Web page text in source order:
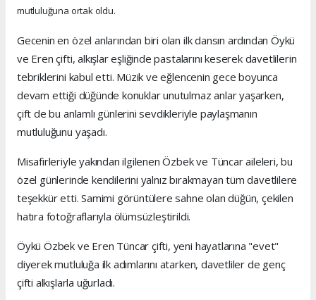
mutluluğuna ortak oldu.
Gecenin en özel anlarından biri olan ilk dansın ardından Öykü
ve Eren çifti, alkışlar eşliğinde pastalarını keserek davetlilerin
tebriklerini kabul etti. Müzik ve eğlencenin gece boyunca
devam ettiği düğünde konuklar unutulmaz anlar yaşarken,
çift de bu anlamlı günlerini sevdikleriyle paylaşmanın
mutluluğunu yaşadı.
Misafirleriyle yakından ilgilenen Özbek ve Tüncar aileleri, bu
özel günlerinde kendilerini yalnız bırakmayan tüm davetlilere
teşekkür etti. Samimi görüntülere sahne olan düğün, çekilen
hatıra fotoğraflarıyla ölümsüzleştirildi.
Öykü Özbek ve Eren Tüncar çifti, yeni hayatlarına "evet"
diyerek mutluluğa ilk adımlarını atarken, davetliler de genç
çifti alkışlarla uğurladı.